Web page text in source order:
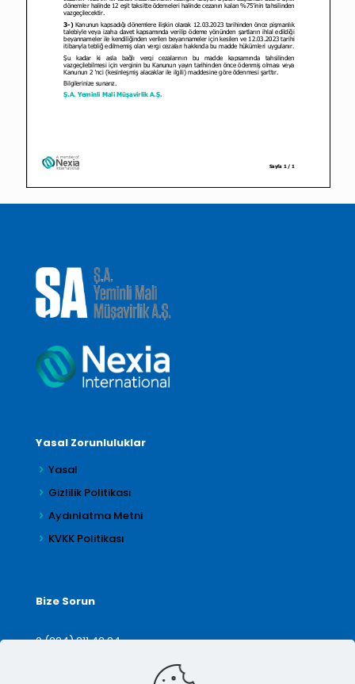
Yasal Zorunluluklar
Yasal
Gizlilik Politikası
Aydınlatma Metni
KVKK Politikası
Bize Sorun
0 (224) 211 42 24